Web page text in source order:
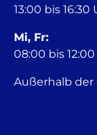
13:00 bis 16:30
Mi, Fr:
08:00 bis
Außerhalb der